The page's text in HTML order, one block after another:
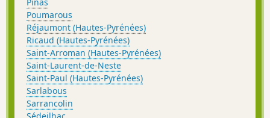
Poumarous
Réjaumont (Hautes-Pyrénées)
Ricaud (Hautes-Pyrénées)
Saint-Arroman (Hautes-Pyrénées)
Saint-Laurent-de-Neste
Saint-Paul (Hautes-Pyrénées)
Sarlabous
Sarrancolin
Sédeilhac